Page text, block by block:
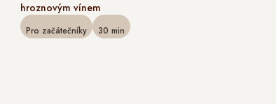
hroznovým vínem
Pro začátečníky 30 min